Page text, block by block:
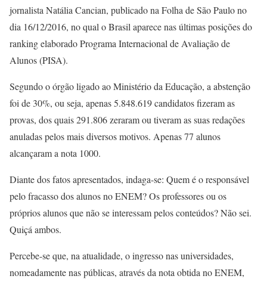
jornalista Natália Cancian, publicado na Folha de São Paulo no
dia 16/12/2016, no qual o Brasil aparece nas últimas posições do
ranking elaborado Programa Internacional de Avaliação de
Alunos (PISA).
Segundo o órgão ligado ao Ministério da Educação, a abstenção
foi de 30%, ou seja, apenas 5.848.619 candidatos fizeram as
provas, dos quais 291.806 zeraram ou tiveram as suas redações
anuladas pelos mais diversos motivos. Apenas 77 alunos
alcançaram a nota 1000.
Diante dos fatos apresentados, indaga-se: Quem é o responsável
pelo fracasso dos alunos no ENEM? Os professores ou os
próprios alunos que não se interessam pelos conteúdos? Não sei.
Quiçá ambos.
Percebe-se que, na atualidade, o ingresso nas universidades,
nomeadamente nas públicas, através da nota obtida no ENEM,